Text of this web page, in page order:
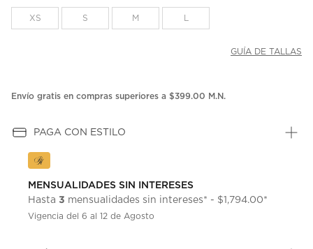
la
misma
XS S M
GUÍA DE TALLAS
Envío gratis en compras superiores a $399.00 M.N.
PAGA CON ESTILO
MENSUALIDADES SIN INTERESES
Hasta 3 mensualidades sin intereses* - $1,794.00*
Vigencia del 6 al 12 de Agosto